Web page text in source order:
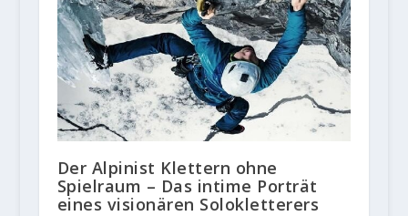
Der Alpinist Klettern ohne
Spielraum – Das intime Porträt
eines visionären Solokletterers